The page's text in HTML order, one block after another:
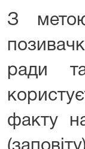
З
ради
факту